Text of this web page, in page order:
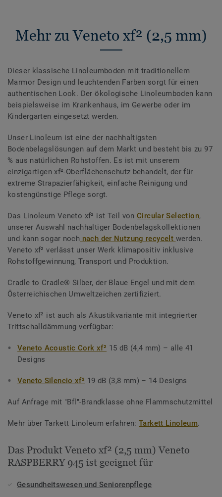
Mehr zu Veneto xf² (2,5 mm)
Dieser klassische Linoleumboden mit traditionellem
Marmor Design und leuchtenden Farben sorgt für einen
authentischen Look. Der ökologische Linoleumboden kann
beispielsweise im Krankenhaus, im Gewerbe oder im
Kindergarten eingesetzt werden.
Unser Linoleum ist eine der nachhaltigsten
Bodenbelagslösungen auf dem Markt und besteht bis zu 97
% aus natürlichen Rohstoffen. Es ist mit unserem
einzigartigen xf²-Oberflächenschutz behandelt, der für
extreme Strapazierfähigkeit, einfache Reinigung und
kostengünstige Pflege sorgt.
Das Linoleum Veneto xf² ist Teil vonCircular Selection,
unserer Auswahl nachhaltiger Bodenbelagskollektionen
und kann sogar noch nach der Nutzung recycelt werden.
Veneto xf² verlässt unser Werk klimapositiv inklusive
Rohstoffgewinnung, Transport und Produktion.
Cradle to Cradle® Silber, der Blaue Engel und mit dem
Österreichischen Umweltzeichen zertifiziert.
Veneto xf² ist auch als Akustikvariante mit integrierter
Trittschalldämmung verfügbar:
Veneto Acoustic Cork xf² 15 dB (4,4 mm) – alle 41
Designs
Veneto Silencio xf² 19 dB (3,8 mm) – 14 Designs
Auf Anfrage mit "Bfl"-Brandklasse ohne Flammschutzmittel
Mehr über Tarkett Linoleum erfahren:Tarkett Linoleum.
Das Produkt Veneto xf² (2,5 mm) Veneto
RASPBERRY 945 ist geeignet für
Gesundheitswesen und Seniorenpflege